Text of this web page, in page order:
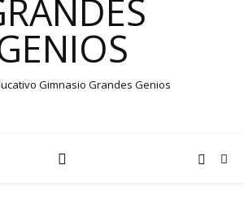
Gimnasio Grandes Genios